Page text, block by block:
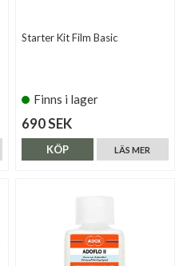
Starter Kit Film Basic
Finns i lager
690 SEK
LÄS MER
KÖP